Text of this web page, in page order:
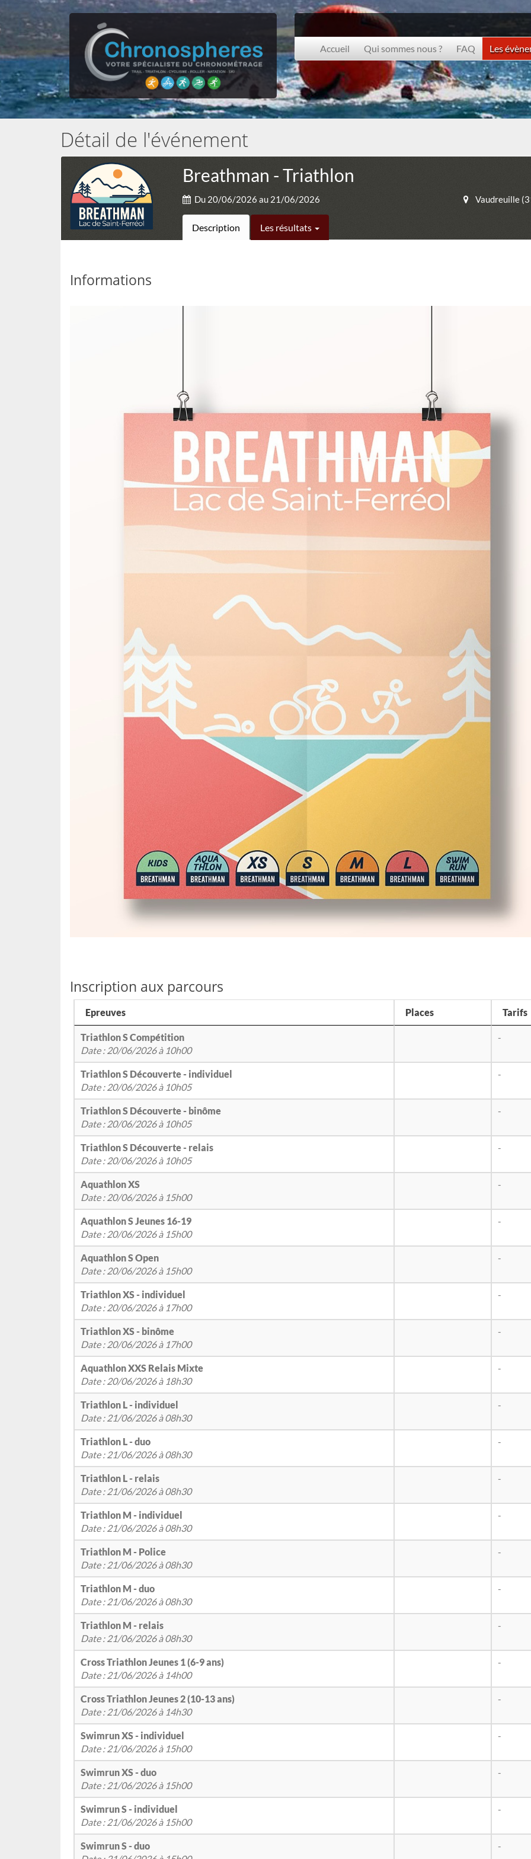
Accueil Qui sommes nous ? FAQ Les
Détail de l'événement
Breathman - Triathlon
Du 20/06/2026 au 21/06/2026 Vaudreuille
Description Les résultats
Informations
Inscription aux parcours
Epreuves Places Tarifs
Triathlon S Compétition
Date : 20/06/2026 à 10h00
-
Triathlon S Découverte - individuel
Date : 20/06/2026 à 10h05
-
Triathlon S Découverte - binôme
Date : 20/06/2026 à 10h05
-
Triathlon S Découverte - relais
Date : 20/06/2026 à 10h05
-
Aquathlon XS
Date : 20/06/2026 à 15h00
-
Aquathlon S Jeunes 16-19
Date : 20/06/2026 à 15h00
-
Aquathlon S Open
Date : 20/06/2026 à 15h00
-
Triathlon XS - individuel
Date : 20/06/2026 à 17h00
-
Triathlon XS - binôme
Date : 20/06/2026 à 17h00
-
Aquathlon XXS Relais Mixte
Date : 20/06/2026 à 18h30
-
Triathlon L - individuel
Date : 21/06/2026 à 08h30
-
Triathlon L - duo
Date : 21/06/2026 à 08h30
-
Triathlon L - relais
Date : 21/06/2026 à 08h30
-
Triathlon M - individuel
Date : 21/06/2026 à 08h30
-
Triathlon M - Police
Date : 21/06/2026 à 08h30
-
Triathlon M - duo
Date : 21/06/2026 à 08h30
-
Triathlon M - relais
Date : 21/06/2026 à 08h30
-
Cross Triathlon Jeunes 1 (6-9 ans)
Date : 21/06/2026 à 14h00
-
Cross Triathlon Jeunes 2 (10-13 ans)
Date : 21/06/2026 à 14h30
-
Swimrun XS - individuel
Date : 21/06/2026 à 15h00
-
Swimrun XS - duo
Date : 21/06/2026 à 15h00
-
Swimrun S - individuel
Date : 21/06/2026 à 15h00
-
Swimrun S - duo
-